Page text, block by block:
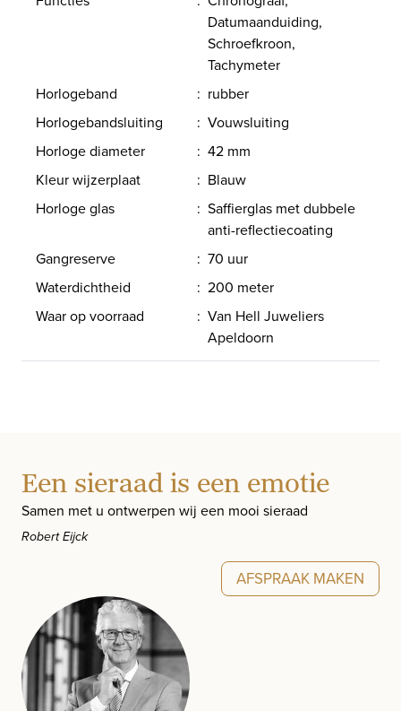
Datumaanduiding,
Schroefkroon,
Tachymeter
Horlogeband
: rubber
Horlogebandsluiting
: Vouwsluiting
Horloge diameter
: 42 mm
Kleur wijzerplaat
: Blauw
Horloge glas
: Saffierglas met dubbele
anti-reflectiecoating
Gangreserve
: 70 uur
Waterdichtheid
: 200 meter
Waar op voorraad
: Van Hell Juweliers
Apeldoorn
Een sieraad is een emotie
Samen met u ontwerpen wij een mooi sieraad
Robert Eijck
AFSPRAAK MAKEN